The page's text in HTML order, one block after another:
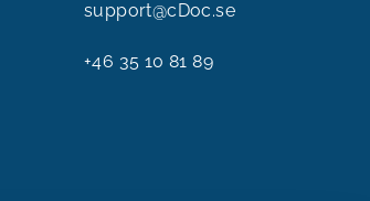
support@cDoc.se
+46 35 10 81 89